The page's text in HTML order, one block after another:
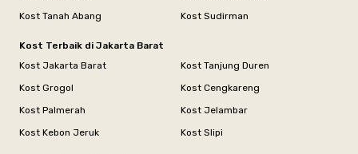
Kost Tanah Abang
Kost Sudirman
Kost Terbaik di Jakarta Barat
Kost Jakarta Barat
Kost Tanjung Duren
Kost Grogol
Kost Cengkareng
Kost Palmerah
Kost Jelambar
Kost Kebon Jeruk
Kost Slipi